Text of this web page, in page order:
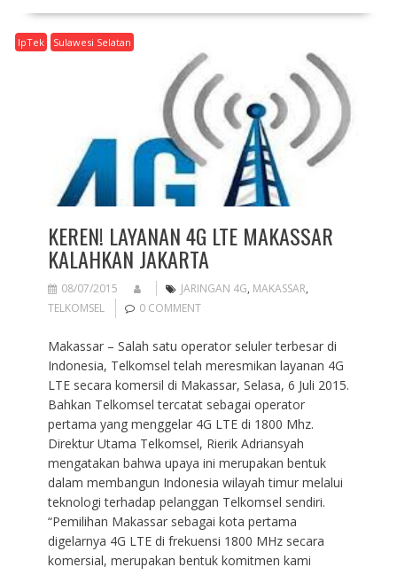
IpTek Sulawesi Selatan
KEREN! LAYANAN 4G LTE MAKASSAR
KALAHKAN JAKARTA
08/07/2015 JARINGAN 4G, MAKASSAR,
TELKOMSEL
0 COMMENT
Makassar – Salah satu operator seluler terbesar di
Indonesia, Telkomsel telah meresmikan layanan 4G
LTE secara komersil di Makassar, Selasa, 6 Juli 2015.
Bahkan Telkomsel tercatat sebagai operator
pertama yang menggelar 4G LTE di 1800 Mhz.
Direktur Utama Telkomsel, Rierik Adriansyah
mengatakan bahwa upaya ini merupakan bentuk
dalam membangun Indonesia wilayah timur melalui
teknologi terhadap pelanggan Telkomsel sendiri.
“Pemilihan Makassar sebagai kota pertama
digelarnya 4G LTE di frekuensi 1800 MHz secara
komersial, merupakan bentuk komitmen kami